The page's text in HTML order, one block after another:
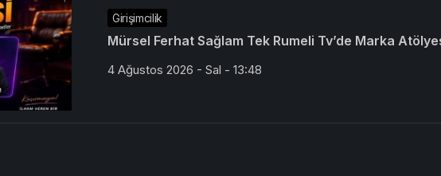
Girişimcilik
Mürsel Ferhat Sağlam Tek Rumeli Tv’de Marka
4 Ağustos 2026 - Sal - 13:48